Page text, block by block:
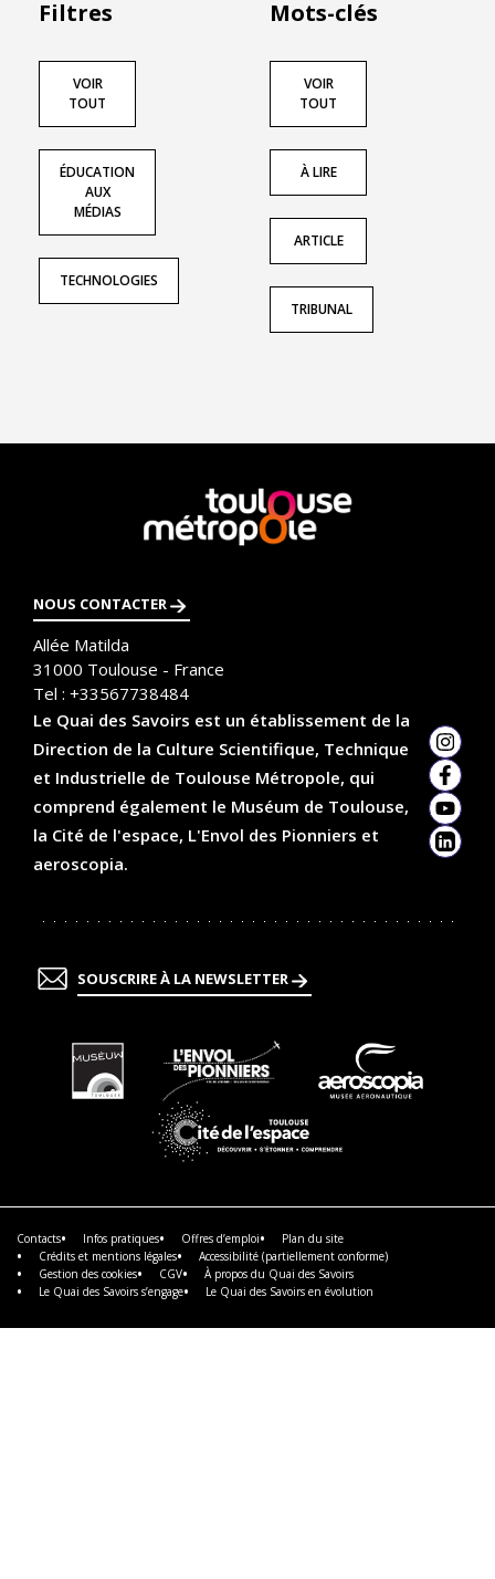
Filtres
VOIR
TOUT
ÉDUCATION
AUX
MÉDIAS
TECHNOLOGIES
Mots-clés
VOIR
TOUT
À LIRE
ARTICLE
TRIBUNAL
En
savoir
plus
NOUS CONTACTER
Allée Matilda
31000 Toulouse - France
Tel : +33567738484
Le Quai des Savoirs est un établissement de la
Direction de la Culture Scientifique, Technique
et Industrielle de Toulouse Métropole, qui
comprend également le Muséum de Toulouse,
la Cité de l'espace, L'Envol des Pionniers et
aeroscopia.
SOUSCRIRE À LA NEWSLETTER
En
savoir
plus
Contacts Infos pratiques Offres d’emploi
Plan du site
Crédits et mentions légales
Accessibilité (partiellement conforme)
Gestion des cookies
CGV
À propos du Quai des Savoirs
Le Quai des Savoirs s’engage
Le Quai des Savoirs en évolution